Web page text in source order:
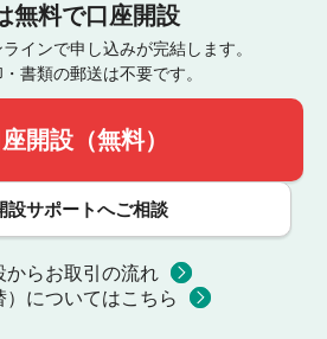
無料で口座開設
インで申し込みが完結します。
書類の郵送は不要です。
開設（無料）
設サポートへご相談
からお取引の流れ
）についてはこちら